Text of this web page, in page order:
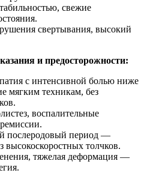
свежие
свертывания, высокий
и предосторожности:
с интенсивной болью ниже
мягким техникам, без
воспалительные
послеродовый период —
толчков.
тяжелая деформация —